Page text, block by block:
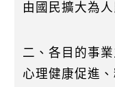
由國民擴大為
二、各目的事
心理健康促進